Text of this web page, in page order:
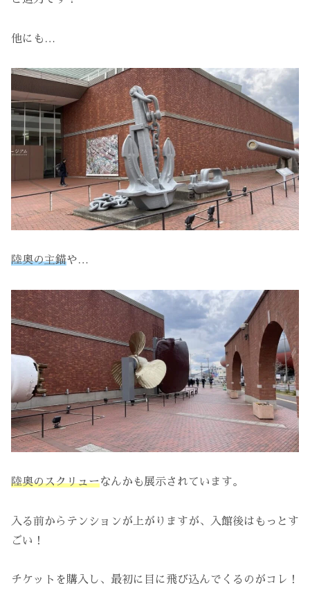
他にも…
陸奥の主錨や…
陸奥のスクリューなんかも展示されています。
入る前からテンションが上がりますが、入館後はもっとす
ごい！
チケットを購入し、最初に目に飛び込んでくるのがコレ！